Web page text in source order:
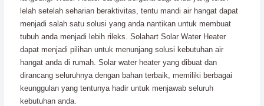
lelah setelah seharian beraktivitas, tentu mandi air hangat dapat
menjadi salah satu solusi yang anda nantikan untuk membuat
tubuh anda menjadi lebih rileks. Solahart Solar Water Heater
dapat menjadi pilihan untuk menunjang solusi kebutuhan air
hangat anda di rumah. Solar water heater yang dibuat dan
dirancang seluruhnya dengan bahan terbaik, memiliki berbagai
keunggulan yang tentunya hadir untuk menjawab seluruh
kebutuhan anda.